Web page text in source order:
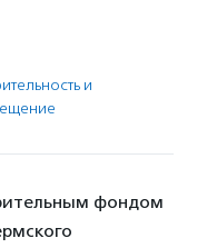
и
фондом